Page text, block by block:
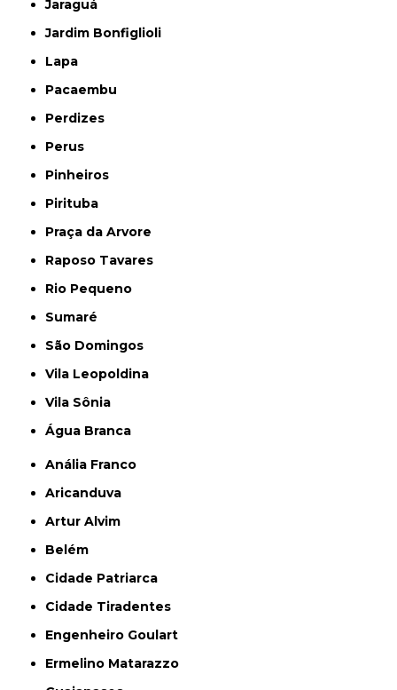
Jaraguá
Jardim Bonfiglioli
Lapa
Pacaembu
Perdizes
Perus
Pinheiros
Pirituba
Praça da Arvore
Raposo Tavares
Rio Pequeno
Sumaré
São Domingos
Vila Leopoldina
Vila Sônia
Água Branca
Anália Franco
Aricanduva
Artur Alvim
Belém
Cidade Patriarca
Cidade Tiradentes
Engenheiro Goulart
Ermelino Matarazzo